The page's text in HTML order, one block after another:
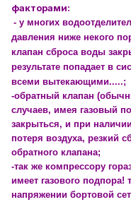
факторами:
- у многих
давления ниже некого
клапан сброса воды
результате попадает в
всеми вытекающими.....;
-обратный клапан
случаев, имея газовый
закрыться, и при
потеря воздуха, резкий
обратного клапана;
-так же компрессору
имеет газового подпора!
напряжении бортовой